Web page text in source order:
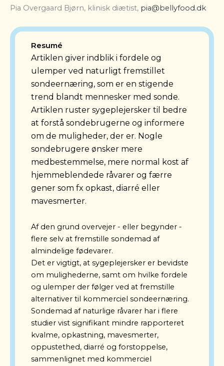
Pia Overgaard Bjørn, klinisk diætist, pia@bellyfood.dk
Resumé
Artiklen giver indblik i fordele og
ulemper ved naturligt fremstillet
sondeernæring, som er en stigende
trend blandt mennesker med sonde.
Artiklen ruster sygeplejersker til bedre
at forstå sondebrugerne og informere
om de muligheder, der er. Nogle
sondebrugere ønsker mere
medbestemmelse, mere normal kost af
hjemmeblendede råvarer og færre
gener som fx opkast, diarré eller
mavesmerter.
Af den grund overvejer - eller begynder -
flere selv at fremstille sondemad af
almindelige fødevarer.
Det er vigtigt, at sygeplejersker er bevidste
om mulighederne, samt om hvilke fordele
og ulemper der følger ved at fremstille
alternativer til kommerciel sondeernæring.
Sondemad af naturlige råvarer har i flere
studier vist signifikant mindre rapporteret
kvalme, opkastning, mavesmerter,
oppustethed, diarré og forstoppelse,
sammenlignet med kommerciel